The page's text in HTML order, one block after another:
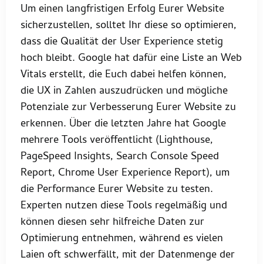
Um einen langfristigen Erfolg Eurer Website
sicherzustellen, solltet Ihr diese so optimieren,
dass die Qualität der User Experience stetig
hoch bleibt. Google hat dafür eine Liste an Web
Vitals erstellt, die Euch dabei helfen können,
die UX in Zahlen auszudrücken und mögliche
Potenziale zur Verbesserung Eurer Website zu
erkennen. Über die letzten Jahre hat Google
mehrere Tools veröffentlicht (Lighthouse,
PageSpeed Insights, Search Console Speed
Report, Chrome User Experience Report), um
die Performance Eurer Website zu testen.
Experten nutzen diese Tools regelmäßig und
können diesen sehr hilfreiche Daten zur
Optimierung entnehmen, während es vielen
Laien oft schwerfällt, mit der Datenmenge der